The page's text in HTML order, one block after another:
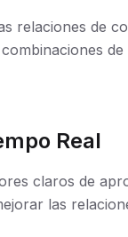
relaciones de
Real
claros de
las